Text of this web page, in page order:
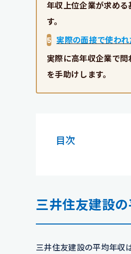
年収上位企業が求め
す。
5 実際の面接で使わ
実際に高年収企業で
を手助けします。
目次
三井住友建設
三井住友建設の平均年収は